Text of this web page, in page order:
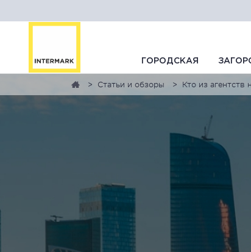
ГОРОДСКАЯ
Статьи и обзоры Кто из